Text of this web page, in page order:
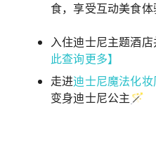
食，享受互动美食体
入住迪士尼主题酒
此查询更多】
走进迪士尼魔法化妆
变身迪士尼公主🪄